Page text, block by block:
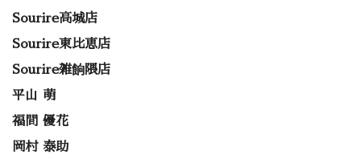
Sourire高城店
Sourire東比恵店
Sourire雑餉隈店
平山 萌
福間 優花
岡村 泰助